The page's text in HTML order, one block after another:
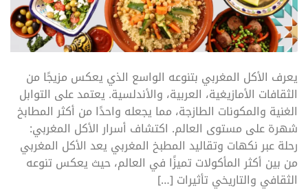
يعرف الأكل المغربي بتنوعه الواسع الذي يعكس مزيجًا من
الثقافات الأمازيغية، العربية، والأندلسية. يعتمد على التوابل
الغنية والمكونات الطازجة، مما يجعله واحدًا من أكثر المطابخ
شهرة على مستوى العالم. اكتشاف أسرار الأكل المغربي:
رحلة عبر نكهات وتقاليد المطبخ المغربي يعد الأكل المغربي
من بين أكثر المأكولات تميزًا في العالم، حيث يعكس تنوعه
الثقافي والتاريخي تأثيرات […]